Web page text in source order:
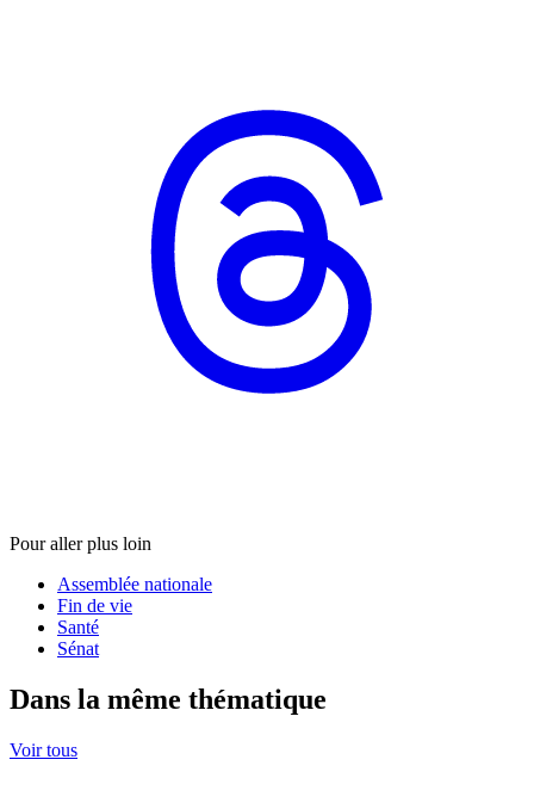
Pour aller plus loin
Assemblée nationale
Fin de vie
Santé
Sénat
Dans la même thématique
Voir tous